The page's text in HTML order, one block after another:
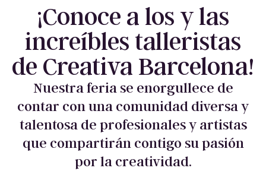
¡Conoce a los y las
increíbles talleristas
de Creativa Barcelona!
Nuestra feria se enorgullece de
contar con una comunidad diversa y
talentosa de profesionales y artistas
que compartirán contigo su pasión
por la creatividad.